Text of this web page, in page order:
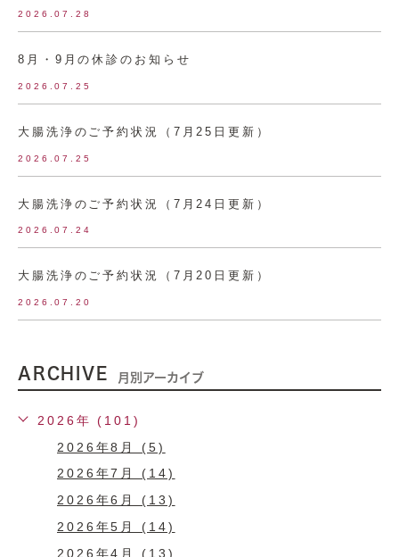
2026.07.28
8月・9月の休診のお知らせ
2026.07.25
大腸洗浄のご予約状況（7月25日更新）
2026.07.25
大腸洗浄のご予約状況（7月24日更新）
2026.07.24
大腸洗浄のご予約状況（7月20日更新）
2026.07.20
ARCHIVE 月別アーカイブ
2026年 (101)
2026年8月 (5)
2026年7月 (14)
2026年6月 (13)
2026年5月 (14)
2026年4月 (13)